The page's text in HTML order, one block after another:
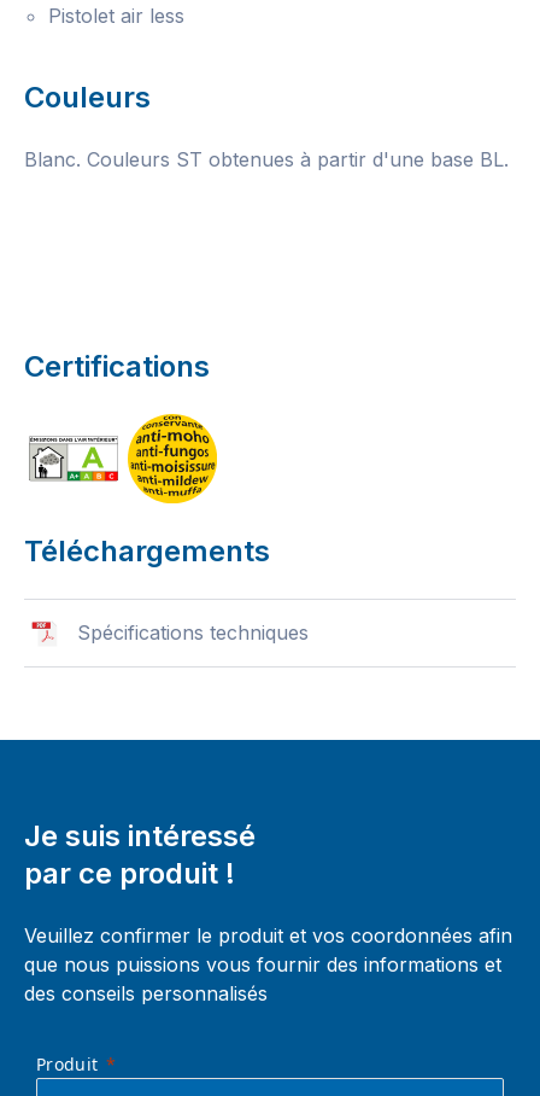
Pistolet air less
Couleurs
Blanc. Couleurs ST obtenues à partir d'une base BL.
Certifications
Téléchargements
Spécifications techniques
Je suis intéressé
par ce produit !
Veuillez confirmer le produit et vos coordonnées afin
que nous puissions vous fournir des informations et
des conseils personnalisés
Produit